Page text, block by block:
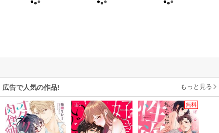
広告で人気の作品! もっと見る
無料